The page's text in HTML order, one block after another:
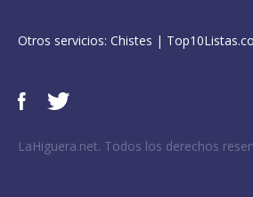
Otros servicios: Chistes |
LaHiguera.net. Todos los derechos